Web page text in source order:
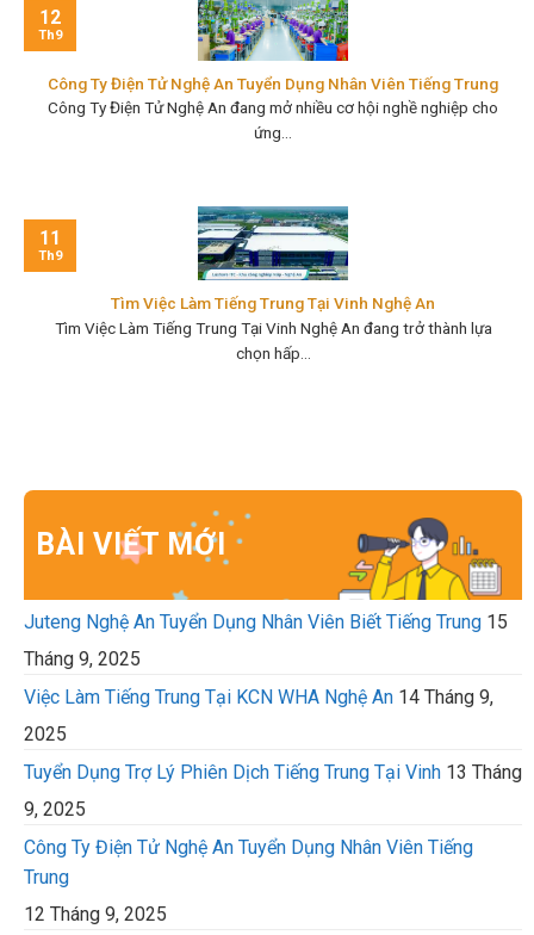
Công Ty Điện Tử Nghệ An Tuyển Dụng Nhân Viên Tiếng Trung
Công Ty Điện Tử Nghệ An đang mở nhiều cơ hội nghề nghiệp cho
ứng...
12
Th9
Tìm Việc Làm Tiếng Trung Tại Vinh Nghệ An
Tìm Việc Làm Tiếng Trung Tại Vinh Nghệ An đang trở thành lựa
chọn hấp...
11
Th9
BÀI VIẾT MỚI
Juteng Nghệ An Tuyển Dụng Nhân Viên Biết Tiếng Trung 15
Tháng 9, 2025
Việc Làm Tiếng Trung Tại KCN WHA Nghệ An 14 Tháng 9,
2025
Tuyển Dụng Trợ Lý Phiên Dịch Tiếng Trung Tại Vinh 13 Tháng
9, 2025
Công Ty Điện Tử Nghệ An Tuyển Dụng Nhân Viên Tiếng
Trung
12 Tháng 9, 2025